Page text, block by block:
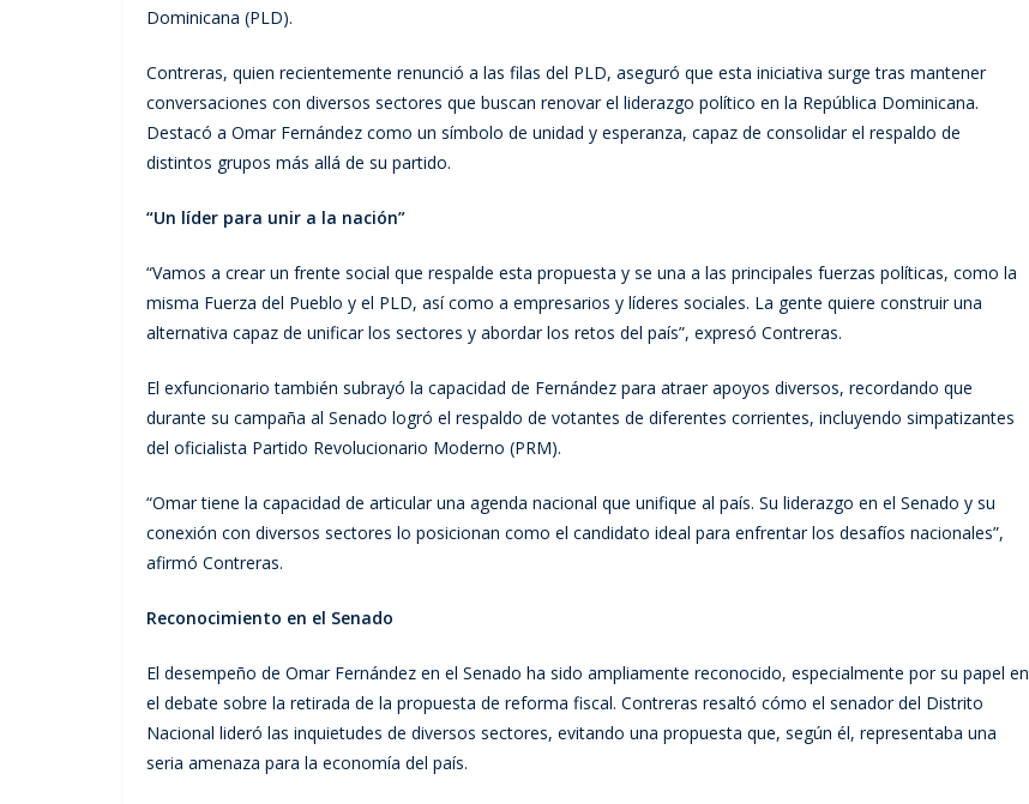
Dominicana (PLD).
Contreras, quien recientemente renunció a las filas del PLD, aseguró que esta iniciativa surge tras mantener
conversaciones con diversos sectores que buscan renovar el liderazgo político en la República Dominicana.
Destacó a Omar Fernández como un símbolo de unidad y esperanza, capaz de consolidar el respaldo de
distintos grupos más allá de su partido.
“Un líder para unir a la nación”
“Vamos a crear un frente social que respalde esta propuesta y se una a las principales fuerzas políticas, como la
misma Fuerza del Pueblo y el PLD, así como a empresarios y líderes sociales. La gente quiere construir una
alternativa capaz de unificar los sectores y abordar los retos del país”, expresó Contreras.
El exfuncionario también subrayó la capacidad de Fernández para atraer apoyos diversos, recordando que
durante su campaña al Senado logró el respaldo de votantes de diferentes corrientes, incluyendo simpatizantes
del oficialista Partido Revolucionario Moderno (PRM).
“Omar tiene la capacidad de articular una agenda nacional que unifique al país. Su liderazgo en el Senado y su
conexión con diversos sectores lo posicionan como el candidato ideal para enfrentar los desafíos nacionales”,
afirmó Contreras.
Reconocimiento en el Senado
El desempeño de Omar Fernández en el Senado ha sido ampliamente reconocido, especialmente por su papel en
el debate sobre la retirada de la propuesta de reforma fiscal. Contreras resaltó cómo el senador del Distrito
Nacional lideró las inquietudes de diversos sectores, evitando una propuesta que, según él, representaba una
seria amenaza para la economía del país.